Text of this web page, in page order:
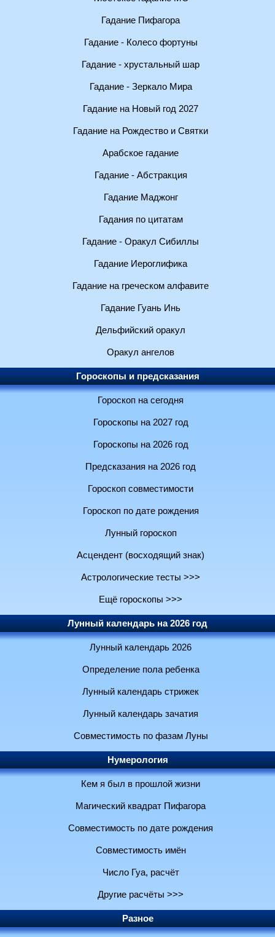
Гадание Пифагора
Гадание - Колесо фортуны
Гадание - хрустальный шар
Гадание - Зеркало Мира
Гадание на Новый год 2027
Гадание на Рождество и Святки
Арабское гадание
Гадание - Абстракция
Гадание Маджонг
Гадания по цитатам
Гадание - Оракул Сибиллы
Гадание Иероглифика
Гадание на греческом алфавите
Гадание Гуань Инь
Дельфийский оракул
Оракул ангелов
Гороскопы и предсказания
Гороскоп на сегодня
Гороскопы на 2027 год
Гороскопы на 2026 год
Предсказания на 2026 год
Гороскоп совместимости
Гороскоп по дате рождения
Лунный гороскоп
Асцендент (восходящий знак)
Астрологические тесты >>>
Ещё гороскопы >>>
Лунный календарь на 2026 год
Лунный календарь 2026
Определение пола ребенка
Лунный календарь стрижек
Лунный календарь зачатия
Совместимость по фазам Луны
Нумерология
Кем я был в прошлой жизни
Магический квадрат Пифагора
Совместимость по дате рождения
Совместимость имён
Число Гуа, расчёт
Другие расчёты >>>
Разное